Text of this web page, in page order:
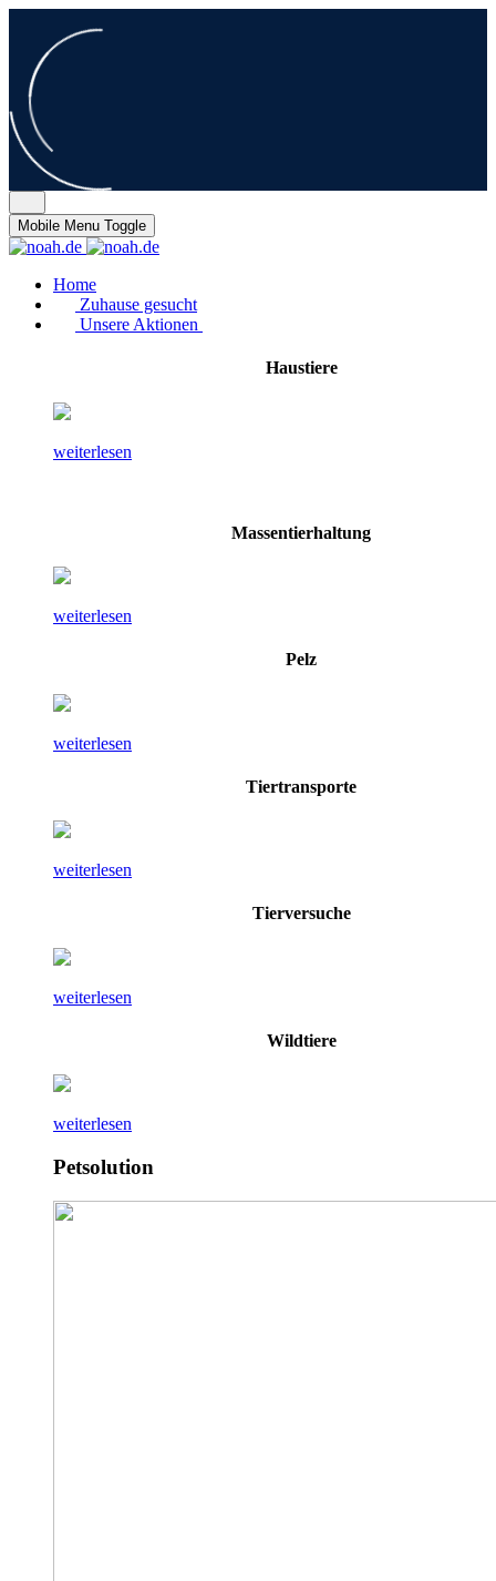
Mobile Menu Toggle
Home
Zuhause gesucht
Unsere Aktionen
Haustiere
weiterlesen
Massentierhaltung
weiterlesen
Pelz
weiterlesen
Tiertransporte
weiterlesen
Tierversuche
weiterlesen
Wildtiere
weiterlesen
Petsolution